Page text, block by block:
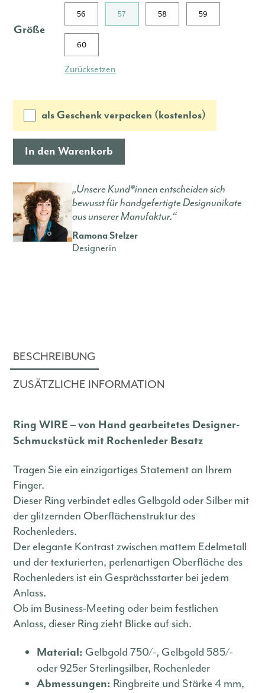
Größe
56 57 58 59
60
Zurücksetzen
als Geschenk verpacken (kostenlos)
In den Warenkorb
„Unsere Kund*innen entscheiden sich
bewusst für handgefertigte Designunikate
aus unserer Manufaktur.“
Ramona Stelzer
Designerin
BESCHREIBUNG
ZUSÄTZLICHE INFORMATION
Ring WIRE – von Hand gearbeitetes Designer-
Schmuckstück mit Rochenleder Besatz
Tragen Sie ein einzigartiges Statement an Ihrem
Finger.
Dieser Ring verbindet edles Gelbgold oder Silber mit
der glitzernden Oberflächenstruktur des
Rochenleders.
Der elegante Kontrast zwischen mattem Edelmetall
und der texturierten, perlenartigen Oberfläche des
Rochenleders ist ein Gesprächsstarter bei jedem
Anlass.
Ob im Business-Meeting oder beim festlichen
Anlass, dieser Ring zieht Blicke auf sich.
Material:Gelbgold 750/-, Gelbgold 585/-
oder 925er Sterlingsilber, Rochenleder
Abmessungen: Ringbreite und Stärke 4 mm,